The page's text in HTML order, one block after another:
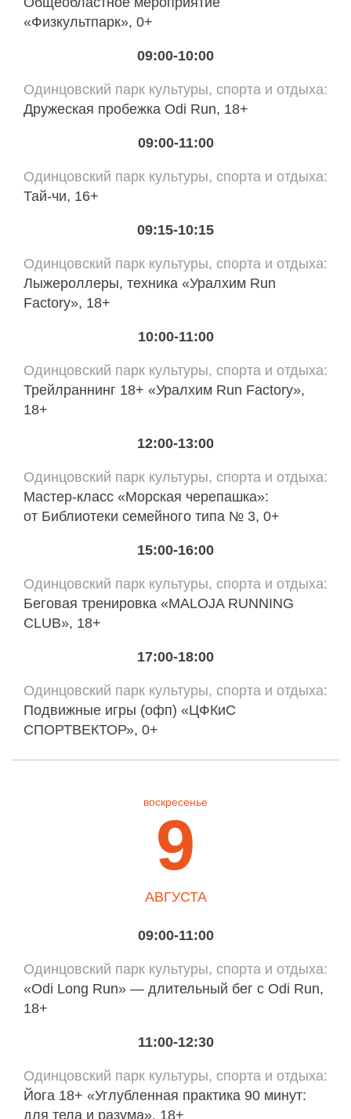
«Физкультпарк», 0+
09:00-10:00
Одинцовский парк культуры, спорта и отдыха
Дружеская пробежка Odi Run, 18+
09:00-11:00
Одинцовский парк культуры, спорта и отдыха
Тай-чи, 16+
09:15-10:15
Одинцовский парк культуры, спорта и отдыха
Лыжероллеры, техника «Уралхим Run
Factory», 18+
10:00-11:00
Одинцовский парк культуры, спорта и отдыха
Трейлраннинг 18+ «Уралхим Run Factory»,
18+
12:00-13:00
Одинцовский парк культуры, спорта и отдыха
Мастер-класс «Морская черепашка»:
от Библиотеки семейного типа № 3, 0+
15:00-16:00
Одинцовский парк культуры, спорта и отдыха
Беговая тренировка «MALOJA RUNNING
CLUB», 18+
17:00-18:00
Одинцовский парк культуры, спорта и отдыха
Подвижные игры (офп) «ЦФКиС
СПОРТВЕКТОР», 0+
воскресенье
9
АВГУСТА
09:00-11:00
Одинцовский парк культуры, спорта и отдыха
«Odi Long Run» — длительный бег с Odi Run,
18+
11:00-12:30
Одинцовский парк культуры, спорта и отдыха
Йога 18+ «Углубленная практика 90 минут:
для тела и разума», 18+